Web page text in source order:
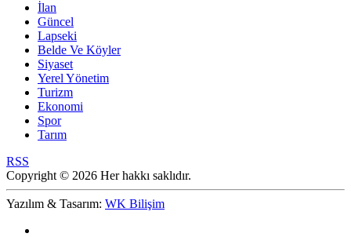
İlan
Güncel
Lapseki
Belde Ve Köyler
Siyaset
Yerel Yönetim
Turizm
Ekonomi
Spor
Tarım
RSS
Copyright © 2026 Her hakkı saklıdır.
Yazılım & Tasarım: WK Bilişim